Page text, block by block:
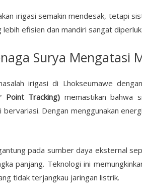
irigasi semakin mendesak, tetapi
efisien dan mandiri sangat
Surya Mengatasi
irigasi di Lhokseumawe
Point Tracking) memastikan bahwa
Dengan menggunakan
pada sumber daya eksternal
panjang. Teknologi ini
tidak terjangkau jaringan listrik.